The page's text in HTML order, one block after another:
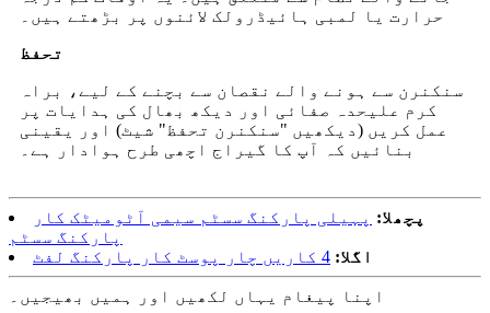
حرارت یا لمبی ہائیڈرولک لائنوں پر بڑھتے ہیں۔
تحفظ
سنکنرن سے ہونے والے نقصان سے بچنے کے لیے، براہ
کرم علیحدہ صفائی اور دیکھ بھال کی ہدایات پر
عمل کریں (دیکھیں "سنکنرن تحفظ" شیٹ) اور یقینی
بنائیں کہ آپ کا گیراج اچھی طرح ہوادار ہے۔
پچھلا: پہیلی پارکنگ سسٹم سیمی آٹومیٹک کار
پارکنگ سسٹم
اگلا: 4 کاریں چار پوسٹ کار پارکنگ لفٹ
اپنا پیغام یہاں لکھیں اور ہمیں بھیجیں۔